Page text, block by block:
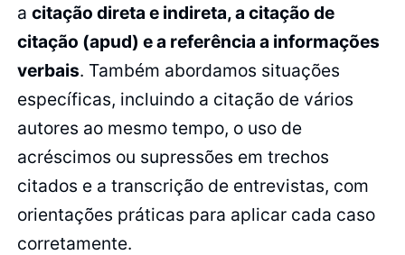
acitação direta e indireta, a citação de
citação (apud) e a referência a informações
verbais. Também abordamos situações
específicas, incluindo a citação de vários
autores ao mesmo tempo, o uso de
acréscimos ou supressões em trechos
citados e a transcrição de entrevistas, com
orientações práticas para aplicar cada caso
corretamente.